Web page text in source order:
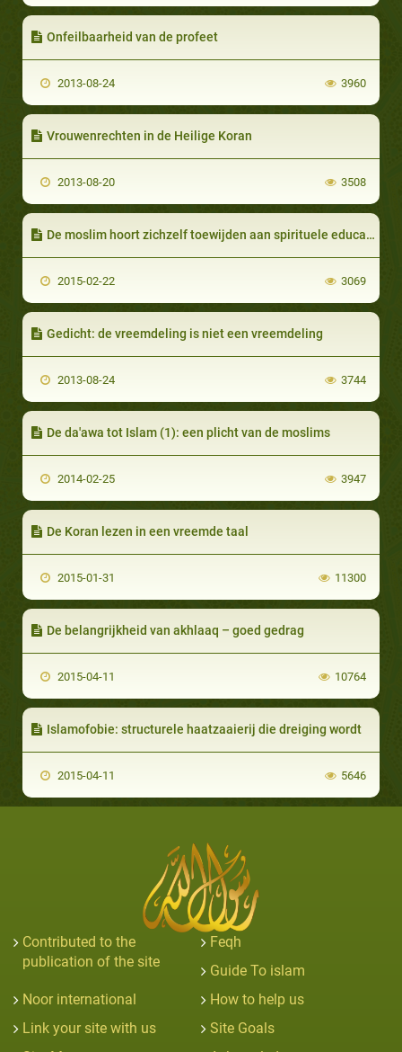
Onfeilbaarheid van de profeet
2013-08-24 3960
Vrouwenrechten in de Heilige Koran
2013-08-20 3508
De moslim hoort zichzelf toewijden aan spirituele educatie (Tarbiyyah)
2015-02-22 3069
Gedicht: de vreemdeling is niet een vreemdeling
2013-08-24 3744
De da'awa tot Islam (1): een plicht van de moslims
2014-02-25 3947
De Koran lezen in een vreemde taal
2015-01-31 11300
De belangrijkheid van akhlaaq – goed gedrag
2015-04-11 10764
Islamofobie: structurele haatzaaierij die dreiging wordt
2015-04-11 5646
Contributed to the
publication of the site
Feqh
Guide To islam
Noor international
How to help us
Link your site with us
Site Goals